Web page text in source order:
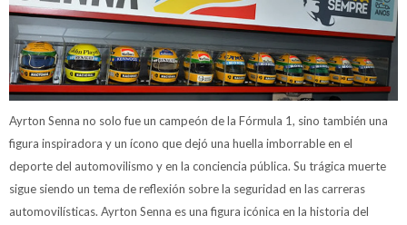
Ayrton Senna no solo fue un campeón de la Fórmula 1, sino también una
figura inspiradora y un ícono que dejó una huella imborrable en el
deporte del automovilismo y en la conciencia pública. Su trágica muerte
sigue siendo un tema de reflexión sobre la seguridad en las carreras
automovilísticas. Ayrton Senna es una figura icónica en la historia del